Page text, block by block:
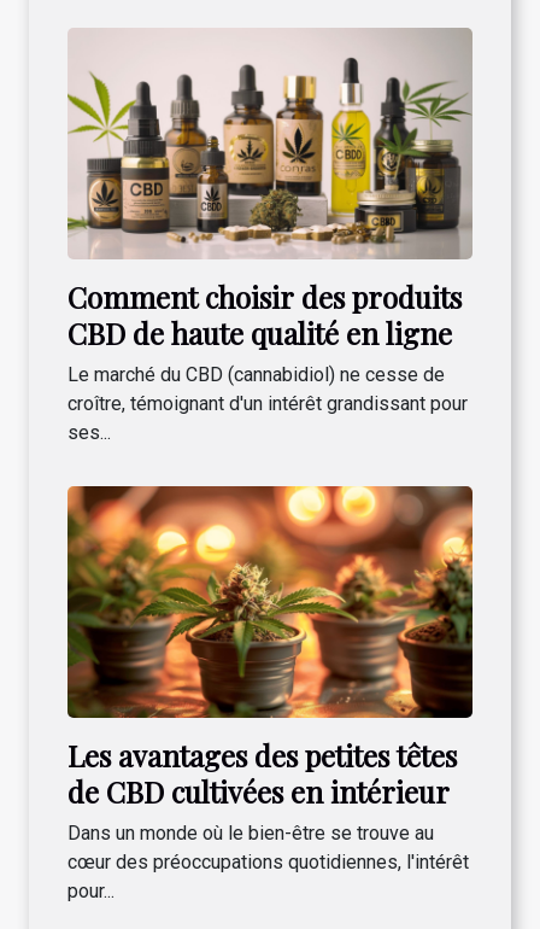
Comment choisir des produits
CBD de haute qualité en ligne
Le marché du CBD (cannabidiol) ne cesse de
croître, témoignant d'un intérêt grandissant pour
ses...
Les avantages des petites têtes
de CBD cultivées en intérieur
Dans un monde où le bien-être se trouve au
cœur des préoccupations quotidiennes, l'intérêt
pour...